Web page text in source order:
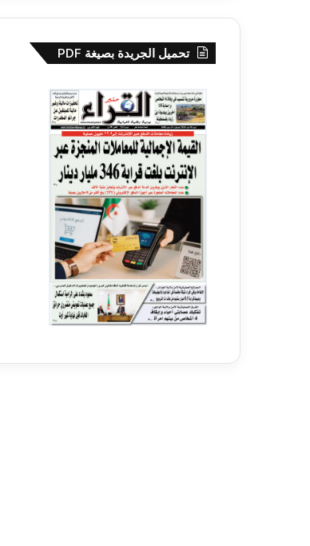
تحميل الجريدة بصيغة PDF